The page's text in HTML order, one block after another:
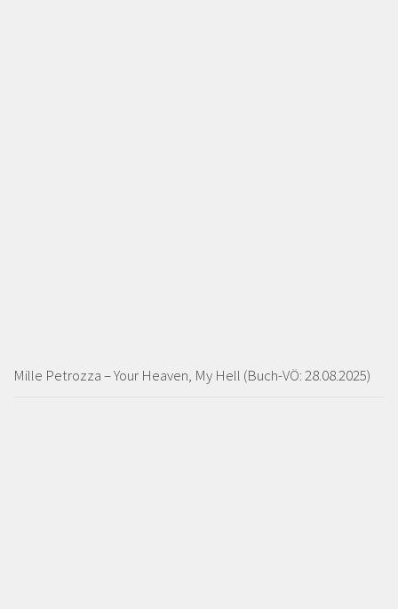
Mille Petrozza – Your Heaven, My Hell (Buch-VÖ: 28.08.2025)